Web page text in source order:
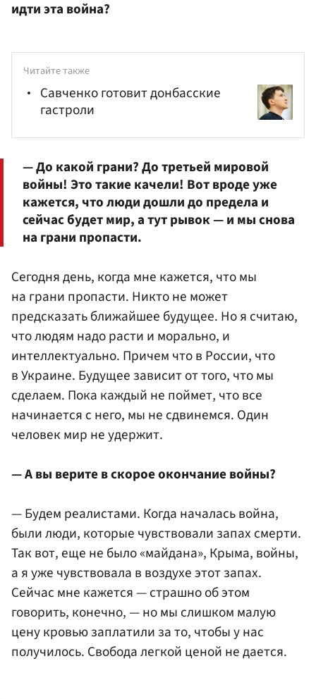
идти эта война?
Читайте также
Савченко готовит донбасские
гастроли
— До какой грани? До третьей мировой
войны! Это такие качели! Вот вроде уже
кажется, что люди дошли до предела и
сейчас будет мир, а тут рывок — и мы снова
на грани пропасти.
Сегодня день, когда мне кажется, что мы
на грани пропасти. Никто не может
предсказать ближайшее будущее. Но я считаю,
что людям надо расти и морально, и
интеллектуально. Причем что в России, что
в Украине. Будущее зависит от того, что мы
сделаем. Пока каждый не поймет, что все
начинается с него, мы не сдвинемся. Один
человек мир не удержит.
— А вы верите в скорое окончание войны?
— Будем реалистами. Когда началась война,
были люди, которые чувствовали запах смерти.
Так вот, еще не было «майдана», Крыма, войны,
а я уже чувствовала в воздухе этот запах.
Сейчас мне кажется — страшно об этом
говорить, конечно, — но мы слишком малую
цену кровью заплатили за то, чтобы у нас
получилось. Свобода легкой ценой не дается.